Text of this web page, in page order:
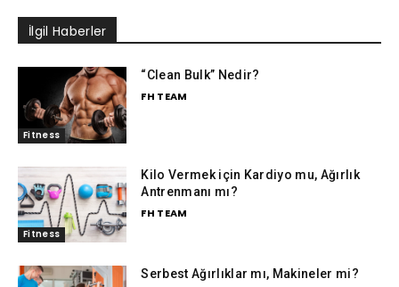
İlgil Haberler
Fitness
“Clean Bulk” Nedir?
FH TEAM
Fitness
Kilo Vermek için Kardiyo mu, Ağırlık
Antrenmanı mı?
FH TEAM
Serbest Ağırlıklar mı, Makineler mi?